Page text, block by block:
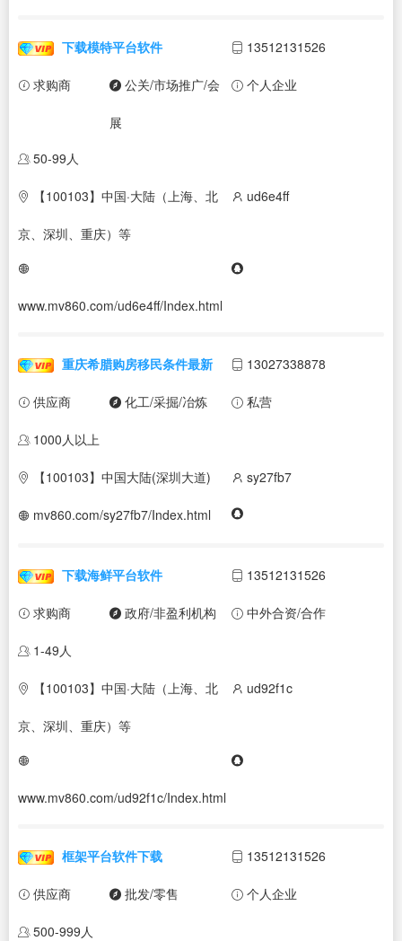
下载模特平台软件 13512131526
求购商 公关/市场推广/会
展
个人企业
50-99人
【100103】中国·大陆（上海、北
京、深圳、重庆）等
ud6e4ff
www.mv860.com/ud6e4ff/Index.html
重庆希腊购房移民条件最新 13027338878
供应商 化工/采掘/冶炼 私营
1000人以上
【100103】中国大陆(深圳大道) sy27fb7
mv860.com/sy27fb7/Index.html
下载海鲜平台软件 13512131526
求购商 政府/非盈利机构 中外合资/合作
1-49人
【100103】中国·大陆（上海、北
京、深圳、重庆）等
ud92f1c
www.mv860.com/ud92f1c/Index.html
框架平台软件下载 13512131526
供应商 批发/零售 个人企业
500-999人